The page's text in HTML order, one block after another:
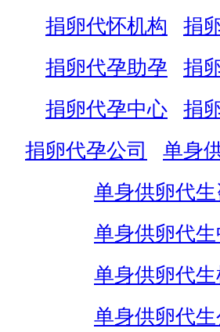
捐卵代怀机构
捐
捐卵代孕助孕
捐
捐卵代孕中心
捐
捐卵代孕公司
单身
单身供卵代生
单身供卵代
单身供卵代生
单身供卵代生